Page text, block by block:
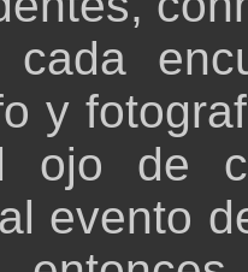
cada
y
ojo de
evento